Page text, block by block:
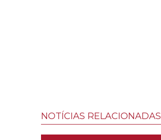
NOTÍCIAS RELACIONADAS